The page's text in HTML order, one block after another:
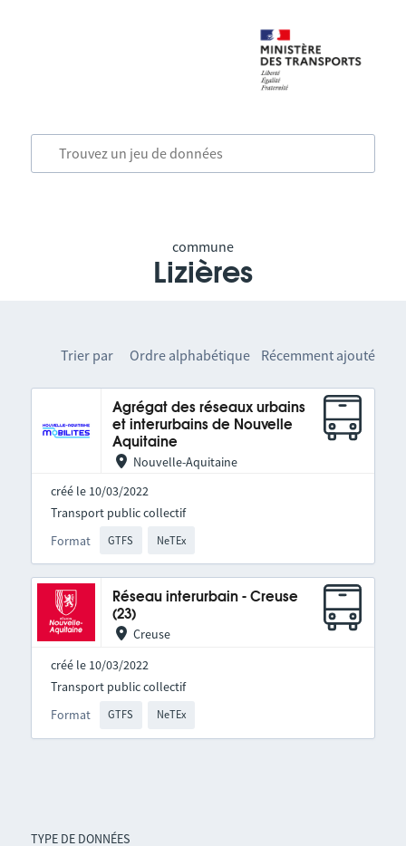
commune
Lizières
TYPE DE DONNÉES
Trier par Ordre alphabétique Récemment ajouté
Agrégat des réseaux urbains
et interurbains de Nouvelle
Aquitaine
Nouvelle-Aquitaine
créé le 10/03/2022
Format GTFS NeTEx
Transport public collectif
Réseau interurbain - Creuse
(23)
Creuse
créé le 10/03/2022
Format GTFS NeTEx
Transport public collectif